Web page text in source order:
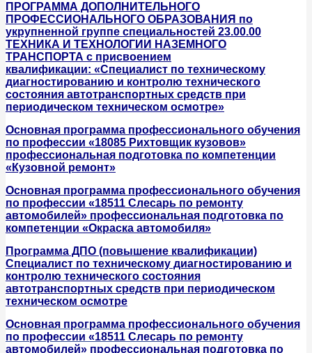
ПРОГРАММА ДОПОЛНИТЕЛЬНОГО
ПРОФЕССИОНАЛЬНОГО ОБРАЗОВАНИЯ по
укрупненной группе специальностей 23.00.00
ТЕХНИКА И ТЕХНОЛОГИИ НАЗЕМНОГО
ТРАНСПОРТА с присвоением
квалификации: «Специалист по техническому
диагностированию и контролю технического
состояния автотранспортных средств при
периодическом техническом осмотре»
Основная программа профессионального обучения
по профессии «18085 Рихтовщик кузовов»
профессиональная подготовка по компетенции
«Кузовной ремонт»
Основная программа профессионального обучения
по профессии «18511 Слесарь по ремонту
автомобилей» профессиональная подготовка по
компетенции «Окраска автомобиля»
Программа ДПО (повышение квалификации)
Специалист по техническому диагностированию и
контролю технического состояния
автотранспортных средств при периодическом
техническом осмотре
Основная программа профессионального обучения
по профессии «18511 Слесарь по ремонту
автомобилей» профессиональная подготовка по